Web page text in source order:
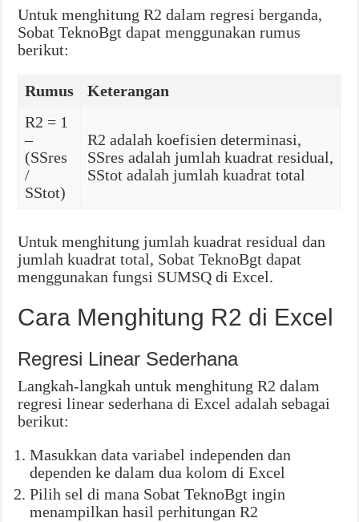
Untuk menghitung R2 dalam regresi berganda,
Sobat TeknoBgt dapat menggunakan rumus
berikut:
Rumus
Keterangan
R2 = 1
–
(SSres
/
SStot)
R2 adalah koefisien determinasi,
SSres adalah jumlah kuadrat residual,
SStot adalah jumlah kuadrat total
Untuk menghitung jumlah kuadrat residual dan
jumlah kuadrat total, Sobat TeknoBgt dapat
menggunakan fungsi SUMSQ di Excel.
Cara Menghitung R2 di Excel
Regresi Linear Sederhana
Langkah-langkah untuk menghitung R2 dalam
regresi linear sederhana di Excel adalah sebagai
berikut:
Masukkan data variabel independen dan
dependen ke dalam dua kolom di Excel
Pilih sel di mana Sobat TeknoBgt ingin
menampilkan hasil perhitungan R2